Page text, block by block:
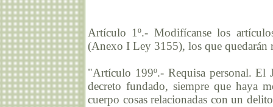
Artículo 1º.- Modifícanse los
(Anexo I Ley 3155), los que quedarán
"Artículo 199º.- Requisa personal. El
decreto fundado, siempre que haya
cuerpo cosas relacionadas con un